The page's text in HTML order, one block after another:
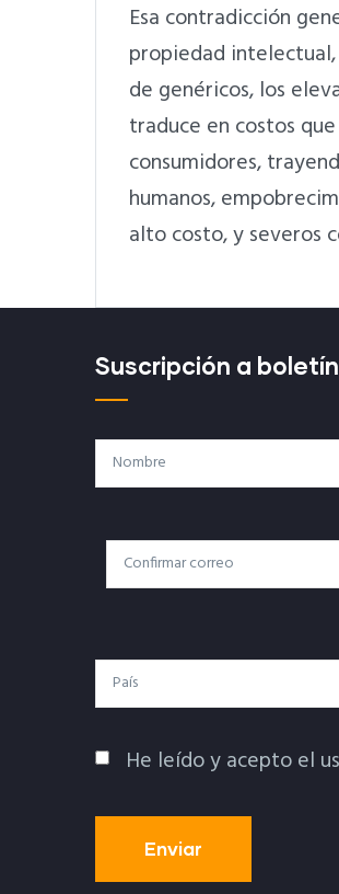
Esa contradicción
propiedad
de genéricos, los
traduce en costos
consumidores,
humanos,
alto costo, y severos
Suscripción a boletín
Nombre
Correo
Electrónico
Correo Electrónico
País
Política De Privacidad
He leído y acepto el